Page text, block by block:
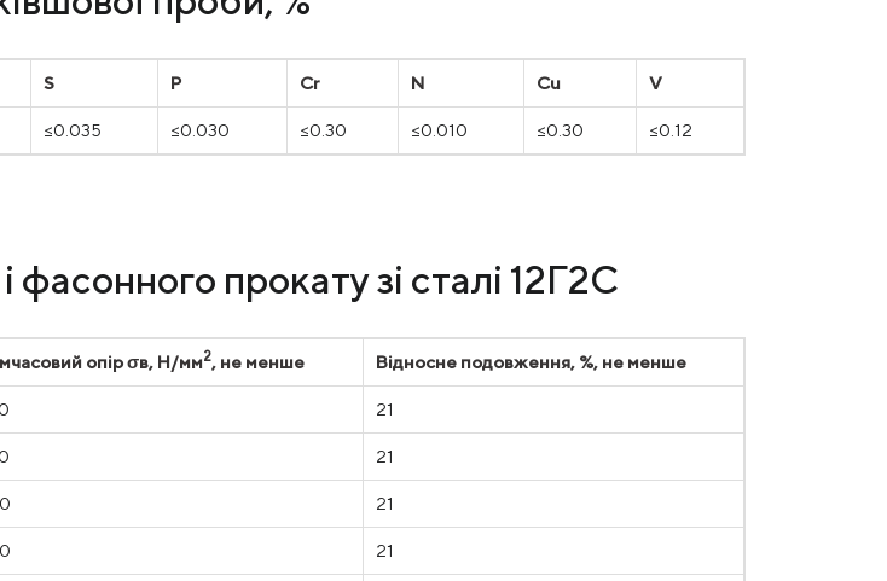
S P Cr N Cu V
≤0.035 ≤0.030 ≤0.30 ≤0.010 ≤0.30 ≤0.12
фасонного прокату зі сталі 12Г2С
опір σв, Н/мм2, не менше Відносне подовження, %, не менше
21
21
21
21